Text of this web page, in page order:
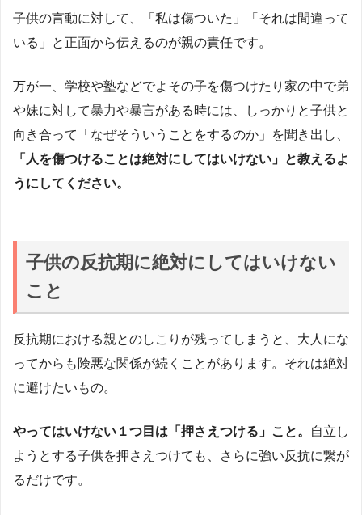
子供の言動に対して、「私は傷ついた」「それは間違って
いる」と正面から伝えるのが親の責任です。
万が一、学校や塾などでよその子を傷つけたり家の中で弟
や妹に対して暴力や暴言がある時には、しっかりと子供と
向き合って「なぜそういうことをするのか」を聞き出し、
「人を傷つけることは絶対にしてはいけない」と教えるよ
うにしてください。
子供の反抗期に絶対にしてはいけない
こと
反抗期における親とのしこりが残ってしまうと、大人にな
ってからも険悪な関係が続くことがあります。それは絶対
に避けたいもの。
やってはいけない１つ目は「押さえつける」こと。
自立し
ようとする子供を押さえつけても、さらに強い反抗に繋が
るだけです。